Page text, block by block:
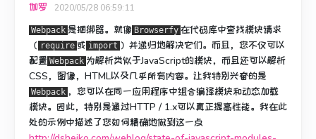
伽罗 2020/05/28 06:59:11
Webpack 是捆绑器。 就像 Browserfy 在代码库中查找模块请求
（ require 或 import ）并递归地解决它们。 而且，您不仅可以
配置 Webpack 为解析类似于JavaScript的模块，而且还可以解析
CSS，图像，HTML以及几乎所有内容。 让我特别兴奋的是
Webpack ，您可以在同一应用程序中组合编译模块和动态加载
模块。 因此，特别是通过HTTP / 1.x可以真正提高性能。 我在此
处的示例中描述了您如何精确地做到这一点